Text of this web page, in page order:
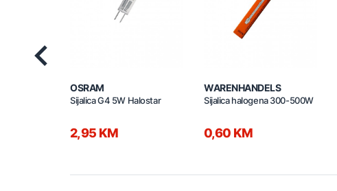
OSRAM
Sijalica G4 5W Halostar
2,95 KM
WARENHANDELS
Sijalica halogena 300-500W
0,60 KM